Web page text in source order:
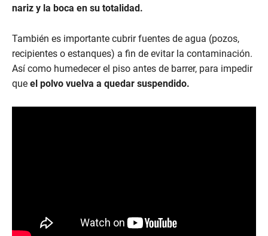
nariz y la boca en su totalidad.
También es importante cubrir fuentes de agua (pozos,
recipientes o estanques) a fin de evitar la contaminación.
Así como humedecer el piso antes de barrer, para impedir
que el polvo vuelva a quedar suspendido.